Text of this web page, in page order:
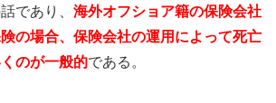
であり、 海外オフショア籍の保険会社
の場合、保険会社の運用によって死亡
のが一般的である。